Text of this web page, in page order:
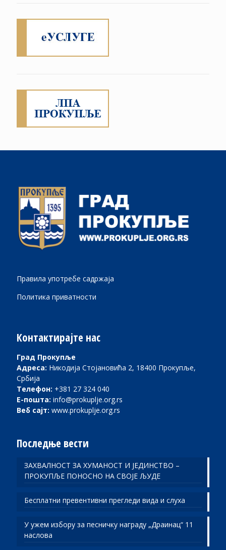
Правила употребе садржаја
Политика приватности
Контактирајте нас
Град Прокупље
Адреса: Никодија Стојановића 2, 18400 Прокупље,
Србија
Телефон: +381 27 324 040
Е-пошта: info@prokuplje.org.rs
Веб сајт: www.prokuplje.org.rs
Последње вести
ЗАХВАЛНОСТ ЗА ХУМАНОСТ И ЈЕДИНСТВО –
ПРОКУПЉЕ ПОНОСНО НА СВОЈЕ ЉУДЕ
Бесплатни превентивни прегледи вида и слуха
У ужем избору за песничку награду „Драинац“ 11
наслова